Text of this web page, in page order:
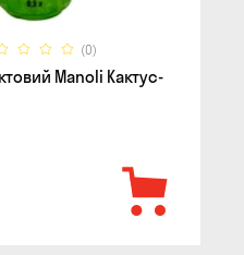
(0)
Manoli Кактус-